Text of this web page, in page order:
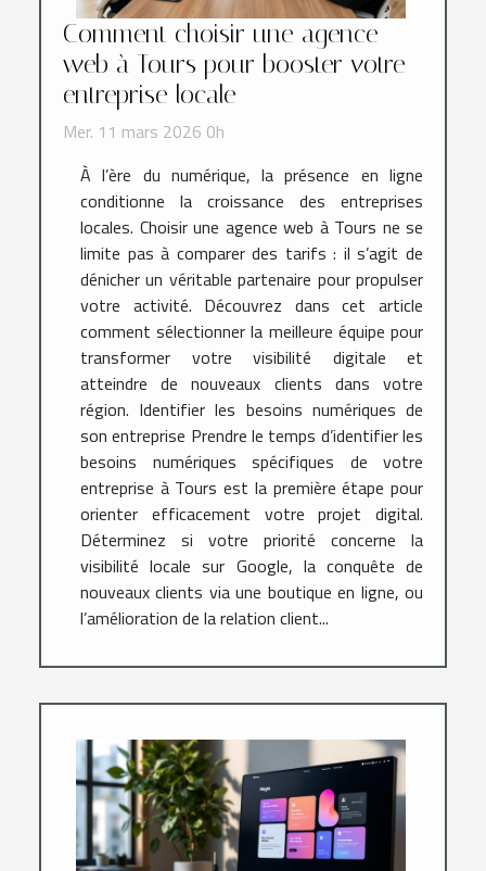
Comment choisir une agence
web à Tours pour booster votre
entreprise locale
Mer. 11 mars 2026 0h
À l’ère du numérique, la présence en ligne
conditionne la croissance des entreprises
locales. Choisir une agence web à Tours ne se
limite pas à comparer des tarifs : il s’agit de
dénicher un véritable partenaire pour propulser
votre activité. Découvrez dans cet article
comment sélectionner la meilleure équipe pour
transformer votre visibilité digitale et
atteindre de nouveaux clients dans votre
région. Identifier les besoins numériques de
son entreprise Prendre le temps d’identifier les
besoins numériques spécifiques de votre
entreprise à Tours est la première étape pour
orienter efficacement votre projet digital.
Déterminez si votre priorité concerne la
visibilité locale sur Google, la conquête de
nouveaux clients via une boutique en ligne, ou
l’amélioration de la relation client...